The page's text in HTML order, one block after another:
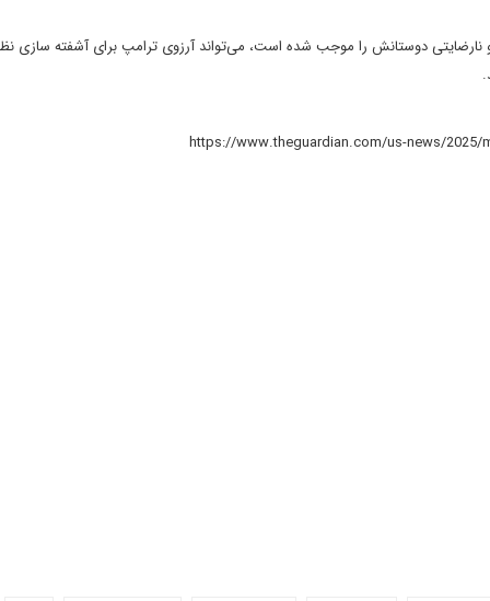
و نارضایتی دوستانش را موجب شده است، می‌تواند آرزوی ترامپ برای آشفته سازی